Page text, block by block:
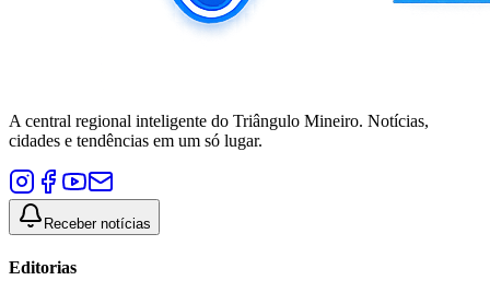
A central regional inteligente do Triângulo Mineiro. Notícias,
cidades e tendências em um só lugar.
Receber notícias
Editorias